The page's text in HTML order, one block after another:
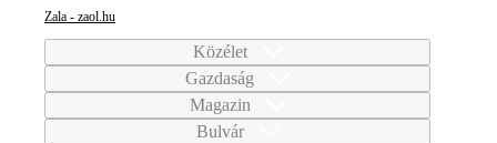
Zala - zaol.hu
Közélet
Gazdaság
Magazin
Bulvár